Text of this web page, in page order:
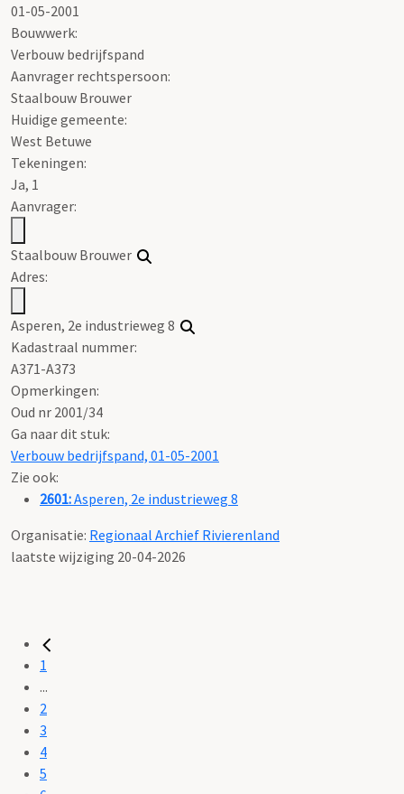
01-05-2001
Bouwwerk:
Verbouw bedrijfspand
Aanvrager rechtspersoon:
Staalbouw Brouwer
Huidige gemeente:
West Betuwe
Tekeningen:
Ja, 1
Aanvrager:
Staalbouw Brouwer
Adres:
Asperen, 2e industrieweg 8
Kadastraal nummer:
A371-A373
Opmerkingen:
Oud nr 2001/34
Ga naar dit stuk:
Verbouw bedrijfspand, 01-05-2001
Zie ook:
2601:Asperen, 2e industrieweg 8
Organisatie: Regionaal Archief Rivierenland
laatste wijziging 20-04-2026
1
...
2
3
4
5